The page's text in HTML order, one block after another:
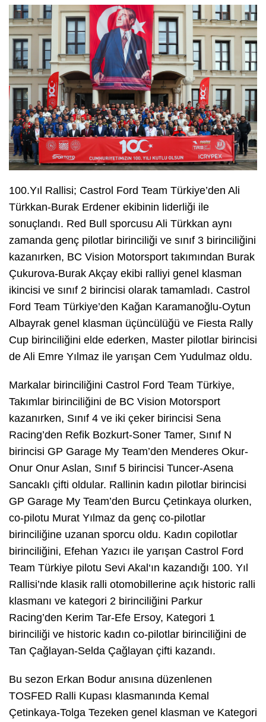
100.Yıl Rallisi; Castrol Ford Team Türkiye’den Ali
Türkkan-Burak Erdener ekibinin liderliği ile
sonuçlandı. Red Bull sporcusu Ali Türkkan aynı
zamanda genç pilotlar birinciliği ve sınıf 3 birinciliğini
kazanırken, BC Vision Motorsport takımından Burak
Çukurova-Burak Akçay ekibi ralliyi genel klasman
ikincisi ve sınıf 2 birincisi olarak tamamladı. Castrol
Ford Team Türkiye’den Kağan Karamanoğlu-Oytun
Albayrak genel klasman üçüncülüğü ve Fiesta Rally
Cup birinciliğini elde ederken, Master pilotlar birincisi
de Ali Emre Yılmaz ile yarışan Cem Yudulmaz oldu.
Markalar birinciliğini Castrol Ford Team Türkiye,
Takımlar birinciliğini de BC Vision Motorsport
kazanırken, Sınıf 4 ve iki çeker birincisi Sena
Racing’den Refik Bozkurt-Soner Tamer, Sınıf N
birincisi GP Garage My Team’den Menderes Okur-
Onur Onur Aslan, Sınıf 5 birincisi Tuncer-Asena
Sancaklı çifti oldular. Rallinin kadın pilotlar birincisi
GP Garage My Team’den Burcu Çetinkaya olurken,
co-pilotu Murat Yılmaz da genç co-pilotlar
birinciliğine uzanan sporcu oldu. Kadın copilotlar
birinciliğini, Efehan Yazıcı ile yarışan Castrol Ford
Team Türkiye pilotu Sevi Akal‘ın kazandığı 100. Yıl
Rallisi’nde klasik ralli otomobillerine açık historic ralli
klasmanı ve kategori 2 birinciliğini Parkur
Racing’den Kerim Tar-Efe Ersoy, Kategori 1
birinciliği ve historic kadın co-pilotlar birinciliğini de
Tan Çağlayan-Selda Çağlayan çifti kazandı.
Bu sezon Erkan Bodur anısına düzenlenen
TOSFED Ralli Kupası klasmanında Kemal
Çetinkaya-Tolga Tezeken genel klasman ve Kategori